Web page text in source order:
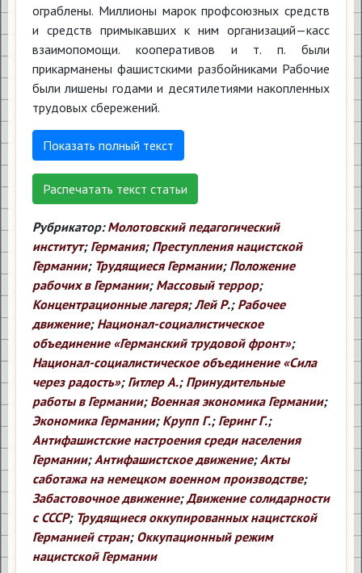
ограблены. Миллионы марок профсоюзных средств
и средств примыкавших к ним организаций—касс
взаимопомощи. кооперативов и т. п. были
прикарманены фашистскими разбойниками Рабочие
были лишены годами и десятилетиями накопленных
трудовых сбережений.
Показать полный текст
Распечатать текст статьи
Рубрикатор: Молотовский педагогический
институт; Германия; Преступления нацистской
Германии; Трудящиеся Германии; Положение
рабочих в Германии; Массовый террор;
Концентрационные лагеря;Лей Р.; Рабочее
движение; Национал-социалистическое
объединение «Германский трудовой фронт»;
Национал-социалистическое объединение «Сила
через радость»; Гитлер А.; Принудительные
работы в Германии; Военная экономика Германии;
Экономика Германии; Крупп Г.; Геринг Г.;
Антифашистские настроения среди населения
Германии;Антифашистское движение;Акты
саботажа на немецком военном производстве;
Забастовочное движение;Движение солидарности
с СССР; Трудящиеся оккупированных нацистской
Германией стран; Оккупационный режим
нацистской Германии